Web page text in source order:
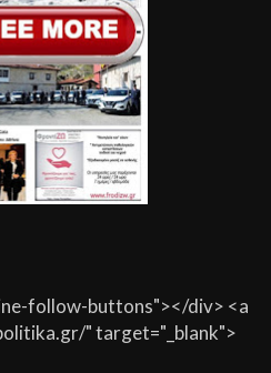
follow-buttons"></div> <a
" target="_blank">